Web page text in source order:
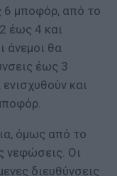
6 μποφόρ, από το
έως 4 και
άνεμοι θα
έως 3
και
όμως από το
νεφώσεις. Οι
διευθύνσεις